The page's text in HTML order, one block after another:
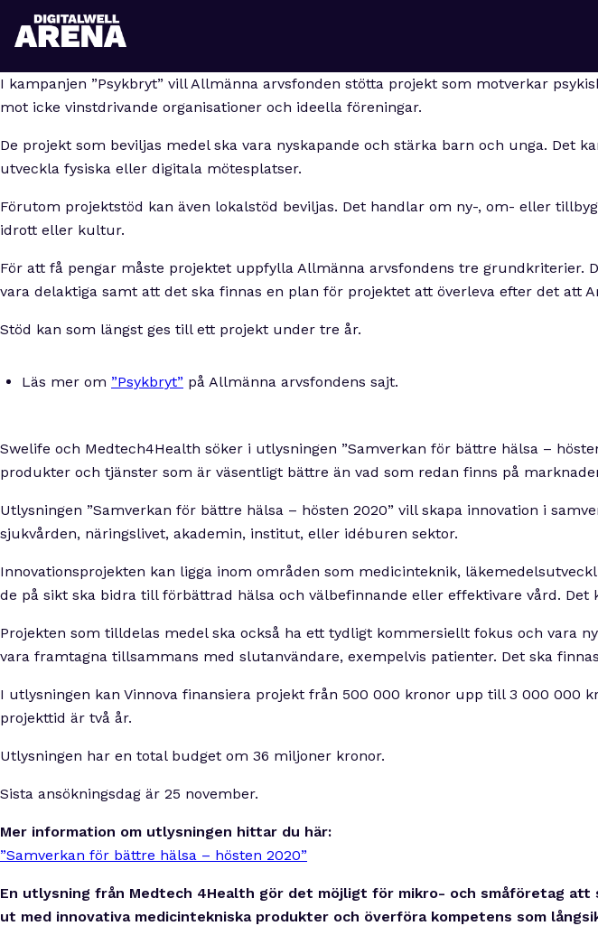
I kampanjen ”Psykbryt” vill Allmänna arvsfonden stötta projekt som motverkar
mot icke vinstdrivande organisationer och ideella föreningar.
De projekt som beviljas medel ska vara nyskapande och stärka barn och unga.
utveckla fysiska eller digitala mötesplatser.
Förutom projektstöd kan även lokalstöd beviljas. Det handlar om ny-, om- eller
idrott eller kultur.
För att få pengar måste projektet uppfylla Allmänna arvsfondens tre grundkriterier.
vara delaktiga samt att det ska finnas en plan för projektet att överleva efter det att
Stöd kan som längst ges till ett projekt under tre år.
Läs mer om ”Psykbryt” på Allmänna arvsfondens sajt.
Swelife och Medtech4Health söker i utlysningen ”Samverkan för bättre hälsa –
produkter och tjänster som är väsentligt bättre än vad som redan finns på
Utlysningen ”Samverkan för bättre hälsa – hösten 2020” vill skapa innovation i
sjukvården, näringslivet, akademin, institut, eller idéburen sektor.
Innovationsprojekten kan ligga inom områden som medicinteknik,
de på sikt ska bidra till förbättrad hälsa och välbefinnande eller effektivare vård.
Projekten som tilldelas medel ska också ha ett tydligt kommersiellt fokus och vara
vara framtagna tillsammans med slutanvändare, exempelvis patienter. Det ska
I utlysningen kan Vinnova finansiera projekt från 500 000 kronor upp till 3 000 000
projekttid är två år.
Utlysningen har en total budget om 36 miljoner kronor.
Sista ansökningsdag är 25 november.
Mer information om utlysningen hittar du här:
”Samverkan för bättre hälsa – hösten 2020”
En utlysning från Medtech 4Health gör det möjligt för mikro- och småföretag
ut med innovativa medicintekniska produkter och överföra kompetens som